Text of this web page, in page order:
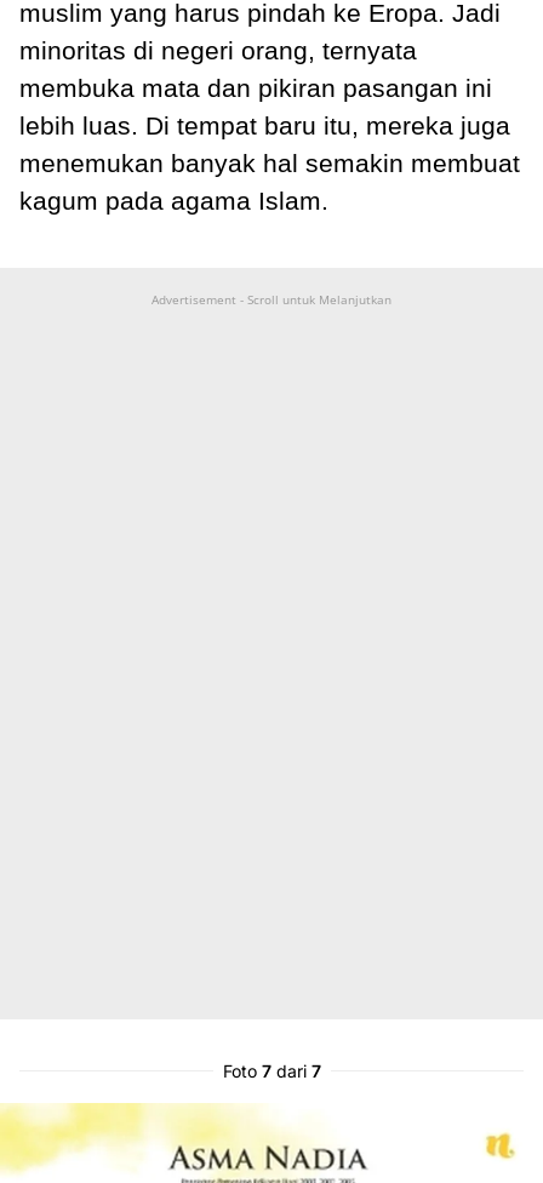
muslim yang harus pindah ke Eropa. Jadi
minoritas di negeri orang, ternyata
membuka mata dan pikiran pasangan ini
lebih luas. Di tempat baru itu, mereka juga
menemukan banyak hal semakin membuat
kagum pada agama Islam.
Advertisement - Scroll untuk Melanjutkan
Foto 7dari 7